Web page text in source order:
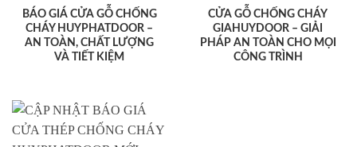
BÁO GIÁ CỬA GỖ CHỐNG
CHÁY HUYPHATDOOR –
AN TOÀN, CHẤT LƯỢNG
VÀ TIẾT KIỆM
CỬA GỖ CHỐNG CHÁY
GIAHUYDOOR – GIẢI
PHÁP AN TOÀN CHO MỌI
CÔNG TRÌNH